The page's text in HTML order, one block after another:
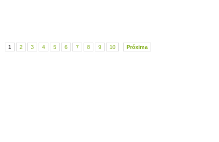
1 2 3 4 5 6 7 8 9 10 Próxima